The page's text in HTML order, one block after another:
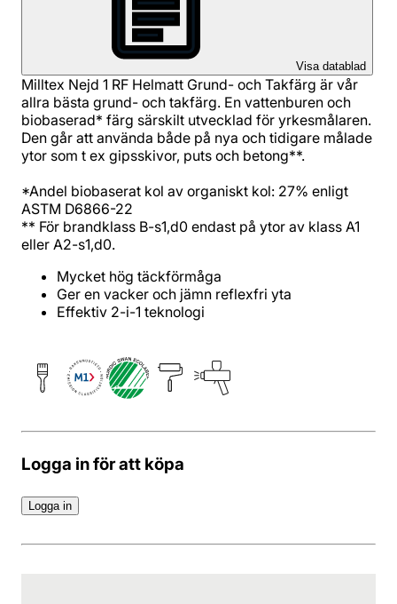
Visa datablad
Milltex Nejd 1 RF Helmatt Grund- och Takfärg är vår
allra bästa grund- och takfärg. En vattenburen och
biobaserad* färg särskilt utvecklad för yrkesmålaren.
Den går att använda både på nya och tidigare målade
ytor som t ex gipsskivor, puts och betong**.
*Andel biobaserat kol av organiskt kol: 27% enligt
ASTM D6866-22
** För brandklass B-s1,d0 endast på ytor av klass A1
eller A2-s1,d0.
Mycket hög täckförmåga
Ger en vacker och jämn reflexfri yta
Effektiv 2-i-1 teknologi
Logga in för att köpa
Logga in